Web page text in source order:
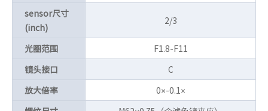
sensor尺寸
(inch)
2/3
光圈范围
F1.8-F11
镜头接口
C
放大倍率
0×-0.1×